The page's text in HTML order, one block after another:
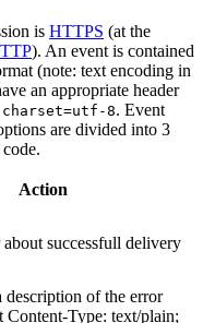
is HTTPS (at the
). An event is contained
(note: text encoding in
an appropriate header
8. Event
are divided into 3
Action
successfull delivery
description of the error
Content-Type: text/plain;